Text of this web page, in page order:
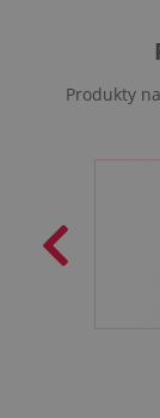
Produkty